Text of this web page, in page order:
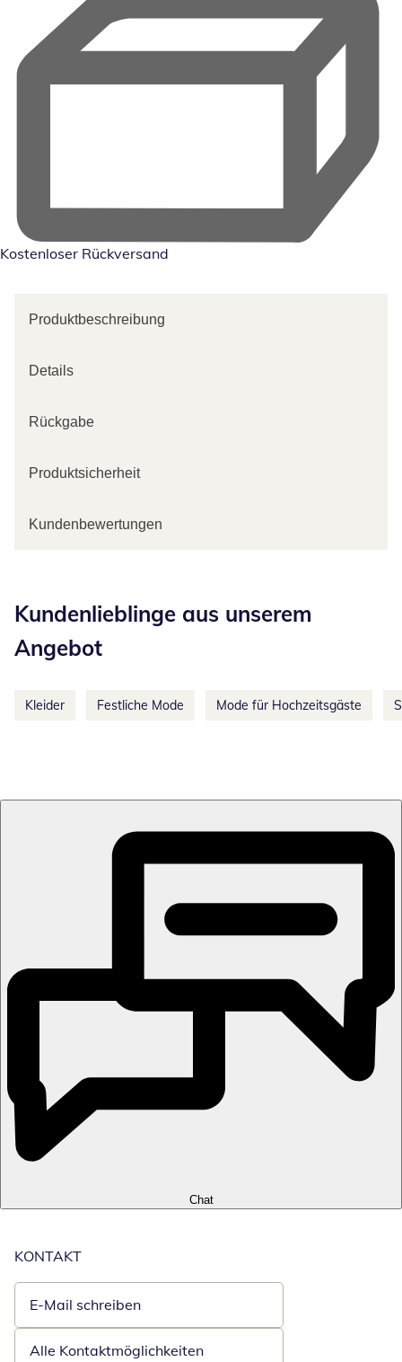
Kostenloser Rückversand
Produktbeschreibung
Details
Rückgabe
Produktsicherheit
Kundenbewertungen
Kundenlieblinge aus unserem
Angebot
Kleider Festliche Mode Mode für Hochzeitsgäste
Chat
KONTAKT
E-Mail schreiben
Öffnet E-Mail-Client
Alle Kontaktmöglichkeiten